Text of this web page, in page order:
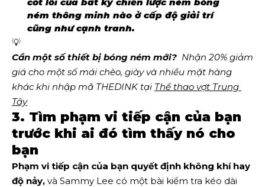
ném thông minh nào ở cấp độ giải trí
cũng như cạnh tranh.
💡
Cần một số thiết bị bóng ném mới?
  Nhận 20% giảm
giá cho một số mái chèo, giày và nhiều mặt hàng
khác khi nhập mã THEDINK tại Thể thao vợt Trung
Tây
3. Tìm phạm vi tiếp cận của bạn
trước khi ai đó tìm thấy nó cho
bạn
Phạm vi tiếp cận của bạn quyết định không khí hay
độ nảy, và Sammy Lee có một bài kiểm tra kéo dài